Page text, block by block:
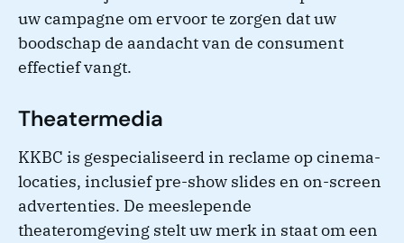
uw campagne om ervoor te zorgen dat uw
boodschap de aandacht van de consument
effectief vangt.
Theatermedia
KKBC is gespecialiseerd in reclame op cinema-
locaties, inclusief pre-show slides en on-screen
advertenties. De meeslepende
theateromgeving stelt uw merk in staat om een